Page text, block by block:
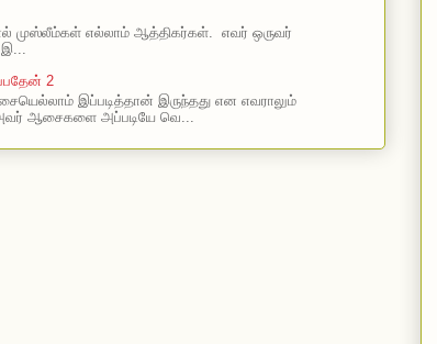
எல்லாம் ஆத்திகர்கள். எவர் ஒருவர்
2
இப்படித்தான் இருந்தது என எவராலும்
ஆசைகளை அப்படியே வெ...